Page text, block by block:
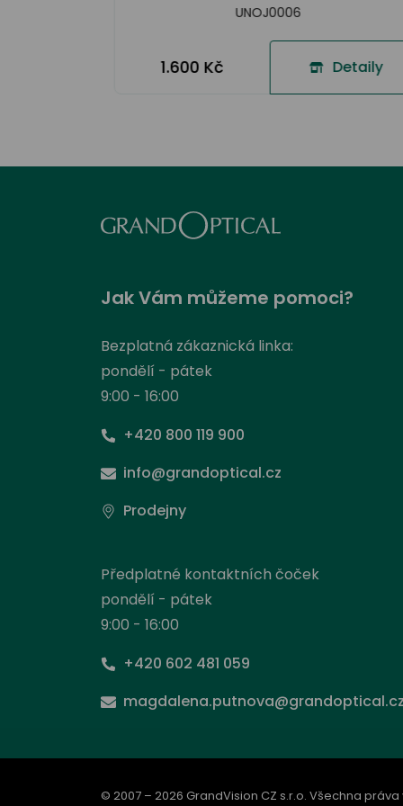
UNOJ0006
1.600 Kč Detaily
Jak Vám můžeme pomoci?
Bezplatná zákaznická linka:
pondělí - pátek
9:00 - 16:00
+420 800 119 900
info@grandoptical.cz
Prodejny
Předplatné kontaktních čoček
pondělí - pátek
9:00 - 16:00
+420 602 481 059
magdalena.putnova@grandoptical.cz
© 2007 – 2026 GrandVision CZ s.r.o. Všechna
od